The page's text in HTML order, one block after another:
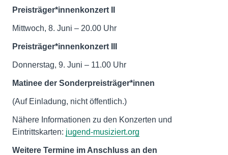
Preisträger*innenkonzert II
Mittwoch, 8. Juni – 20.00 Uhr
Preisträger*innenkonzert III
Donnerstag, 9. Juni – 11.00 Uhr
Matinee der Sonderpreisträger*innen
(Auf Einladung, nicht öffentlich.)
Nähere Informationen zu den Konzerten und
Eintrittskarten: jugend-musiziert.org
Weitere Termine im Anschluss an den